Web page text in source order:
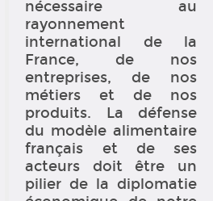
nécessaire au
rayonnement
international de la
France, de nos
entreprises, de nos
métiers et de nos
produits. La défense
du modèle alimentaire
français et de ses
acteurs doit être un
pilier de la diplomatie